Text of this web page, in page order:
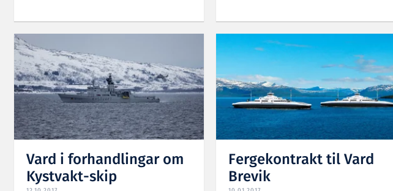
Vard i forhandlingar om
Kystvakt-skip
Fergekontrakt til Vard
Brevik